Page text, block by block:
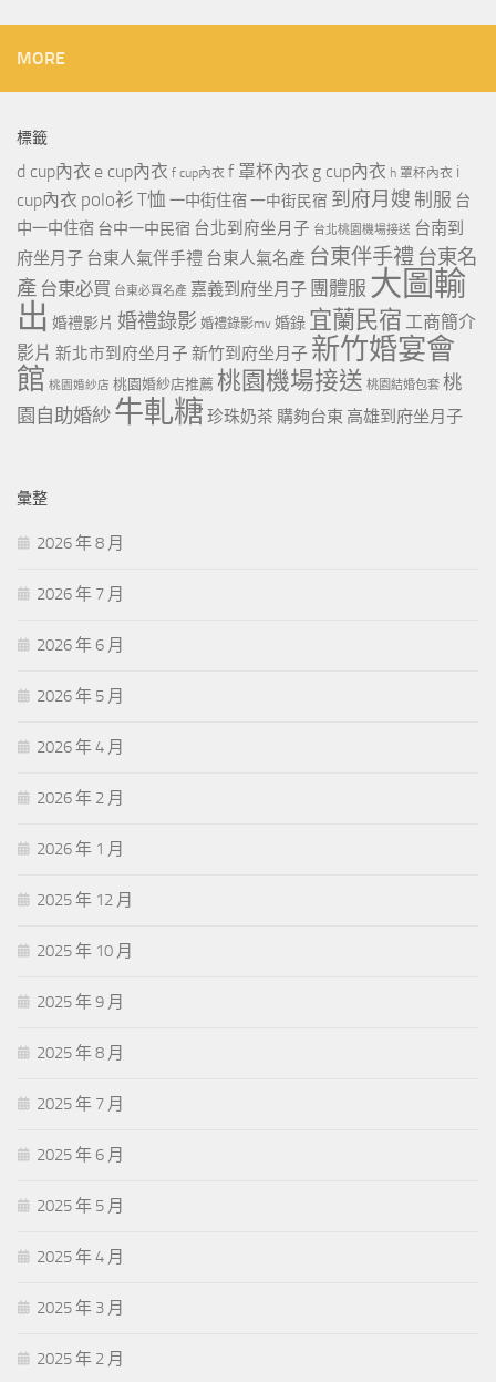
MORE
標籤
d cup內衣 e cup內衣 f cup內衣 f 罩杯內衣 g cup內衣 h 罩杯內衣 i
cup內衣 polo衫 T恤 一中街住宿一中街民宿 到府月嫂 制服 台
中一中住宿 台中一中民宿 台北到府坐月子 台北桃園機場接送 台南到
府坐月子 台東人氣伴手禮 台東人氣名產 台東伴手禮 台東名
產 台東必買 台東必買名產 嘉義到府坐月子 團體服 大圖輸
出 婚禮影片 婚禮錄影 婚禮錄影mv 婚錄 宜蘭民宿 工商簡介
影片 新北市到府坐月子 新竹到府坐月子 新竹婚宴會
館 桃園婚紗店 桃園婚紗店推薦 桃園機場接送 桃園結婚包套 桃
園自助婚紗 牛軋糖 珍珠奶茶 購夠台東 高雄到府坐月子
彙整
2026 年 8 月
2026 年 7 月
2026 年 6 月
2026 年 5 月
2026 年 4 月
2026 年 2 月
2026 年 1 月
2025 年 12 月
2025 年 10 月
2025 年 9 月
2025 年 8 月
2025 年 7 月
2025 年 6 月
2025 年 5 月
2025 年 4 月
2025 年 3 月
2025 年 2 月